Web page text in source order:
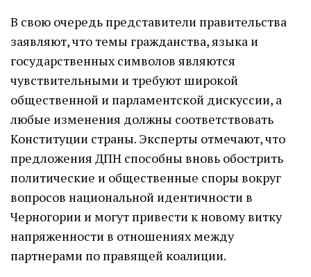
В свою очередь представители правительства
заявляют, что темы гражданства, языка и
государственных символов являются
чувствительными и требуют широкой
общественной и парламентской дискуссии, а
любые изменения должны соответствовать
Конституции страны. Эксперты отмечают, что
предложения ДПН способны вновь обострить
политические и общественные споры вокруг
вопросов национальной идентичности в
Черногории и могут привести к новому витку
напряженности в отношениях между
партнерами по правящей коалиции.